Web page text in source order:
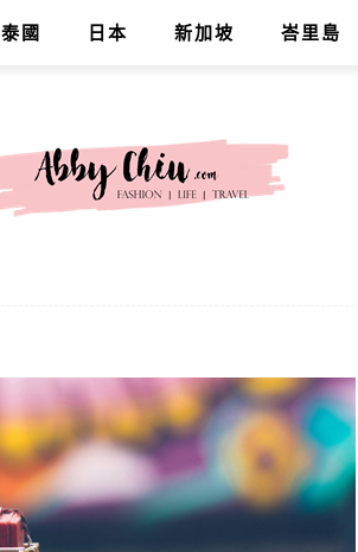
泰國 日本 新加坡 峇里島